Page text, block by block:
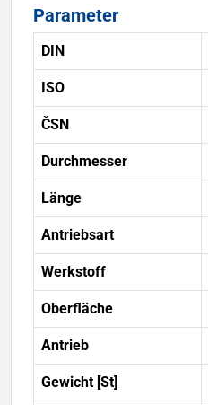
Parameter
DIN
ISO
ČSN
Durchmesser
Länge
Antriebsart
Werkstoff
Oberfläche
Antrieb
Gewicht [St]